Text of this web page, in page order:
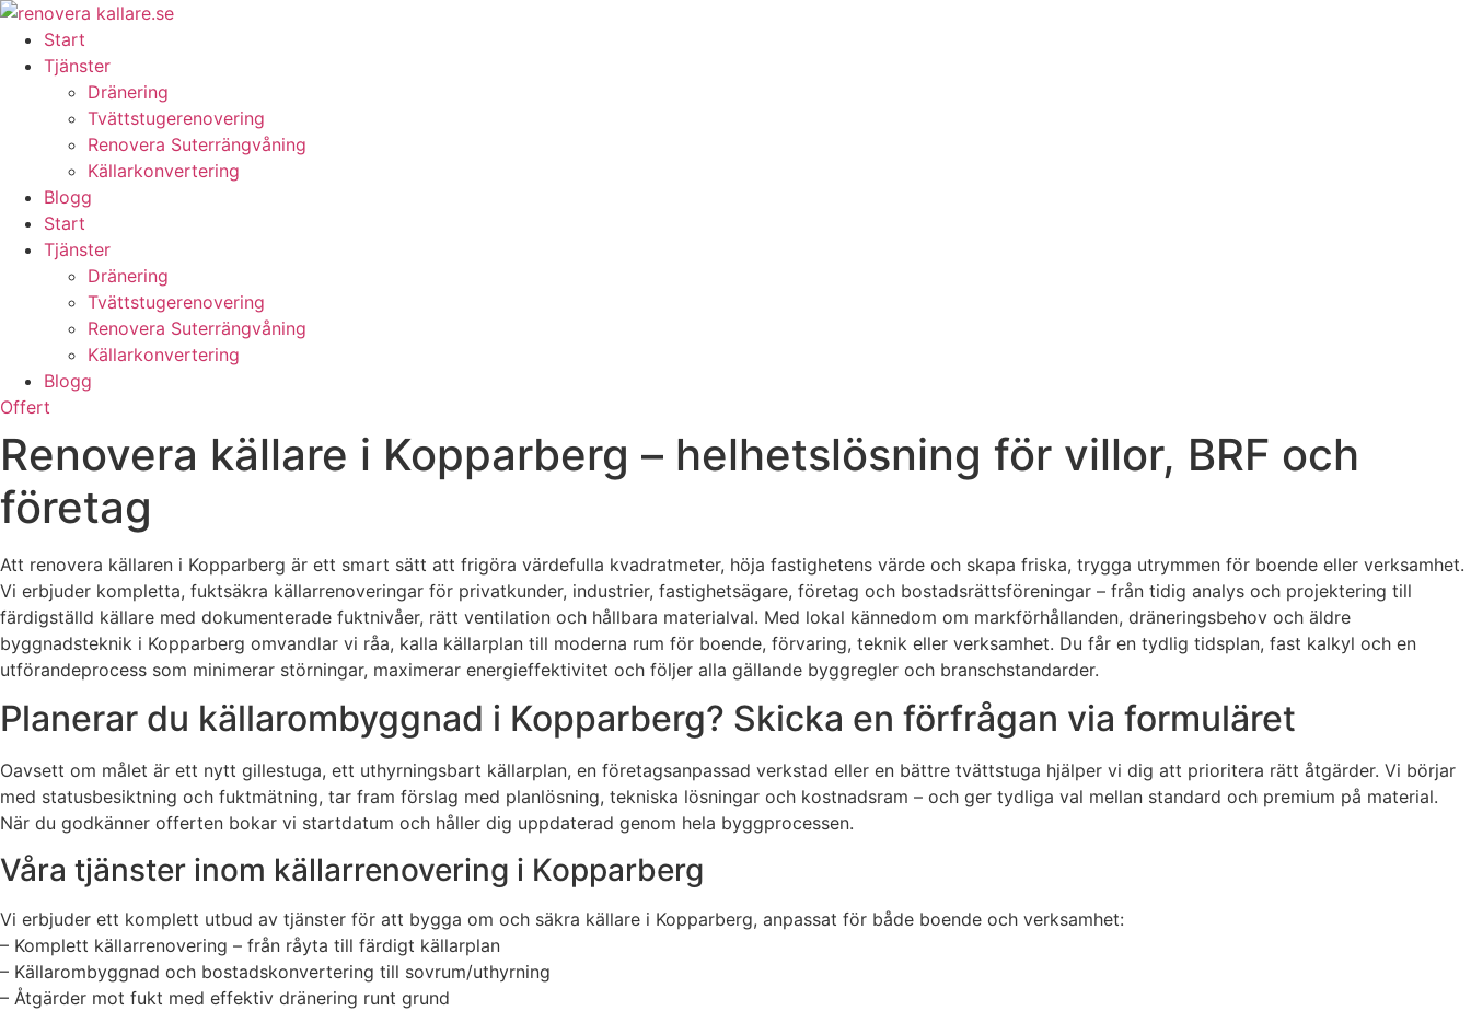
Skip
content
Start
Tjänster
Dränering
Tvättstugerenovering
Renovera Suterrängvåning
Källarkonvertering
Blogg
Start
Tjänster
Dränering
Tvättstugerenovering
Renovera Suterrängvåning
Källarkonvertering
Blogg
Offert
Renovera källare i Kopparberg – helhetslösning för villor, BRF och
företag
Att renovera källaren i Kopparberg är ett smart sätt att frigöra värdefulla kvadratmeter, höja fastighetens värde och skapa friska, trygga utrymmen för boende eller verksamhet.
Vi erbjuder kompletta, fuktsäkra källarrenoveringar för privatkunder, industrier, fastighetsägare, företag och bostadsrättsföreningar – från tidig analys och projektering till
färdigställd källare med dokumenterade fuktnivåer, rätt ventilation och hållbara materialval. Med lokal kännedom om markförhållanden, dräneringsbehov och äldre
byggnadsteknik i Kopparberg omvandlar vi råa, kalla källarplan till moderna rum för boende, förvaring, teknik eller verksamhet. Du får en tydlig tidsplan, fast kalkyl och en
utförandeprocess som minimerar störningar, maximerar energieffektivitet och följer alla gällande byggregler och branschstandarder.
Planerar du källarombyggnad i Kopparberg? Skicka en förfrågan via formuläret
Oavsett om målet är ett nytt gillestuga, ett uthyrningsbart källarplan, en företagsanpassad verkstad eller en bättre tvättstuga hjälper vi dig att prioritera rätt åtgärder. Vi börjar
med statusbesiktning och fuktmätning, tar fram förslag med planlösning, tekniska lösningar och kostnadsram – och ger tydliga val mellan standard och premium på material.
När du godkänner offerten bokar vi startdatum och håller dig uppdaterad genom hela byggprocessen.
Våra tjänster inom källarrenovering i Kopparberg
Vi erbjuder ett komplett utbud av tjänster för att bygga om och säkra källare i Kopparberg, anpassat för både boende och verksamhet:
– Komplett källarrenovering – från råyta till färdigt källarplan
– Källarombyggnad och bostadskonvertering till sovrum/uthyrning
– Åtgärder mot fukt med effektiv dränering runt grund